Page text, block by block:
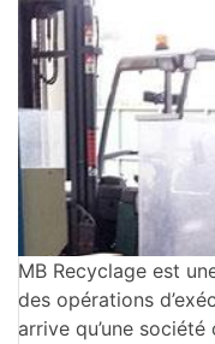
MB Recyclage est
des opérations
arrive qu’une